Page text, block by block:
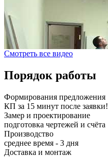
Смотреть все видео
Порядок работы
Формирования предложения
КП за 15 минут после заявки!
Замер и проектирование
подготовка чертежей и счёта
Производство
среднее время - 3 дня
Доставка и монтаж